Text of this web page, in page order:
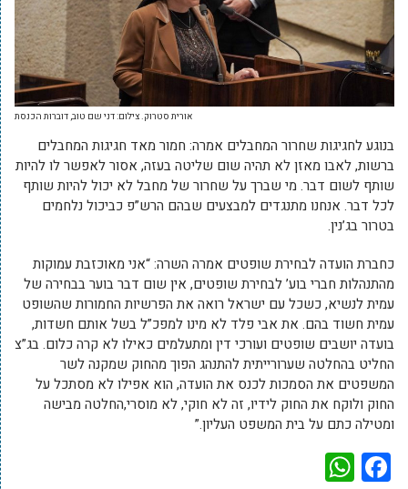
אורית סטרוק. צילום: דני שם טוב, דוברות הכנסת
בנוגע לחגיגות שחרור המחבלים אמרה: חמור מאד חגיגות המחבלים
ברשות, לאבו מאזן לא תהיה שום שליטה בעזה, אסור לאפשר לו להיות
שותף לשום דבר. מי שברך על שחרור של מחבל לא יכול להיות שותף
לכל דבר. אנחנו מתנגדים למבצעים שבהם הרש”פ כביכול נלחמים
בטרור בג’נין.
כחברת הועדה לבחירת שופטים אמרה השרה: “אני מאוכזבת עמוקות
מהתנהלות חברי בוע’ לבחירת שופטים, אין שום דבר בוער בבחירה של
עמית לנשיא, כשכל עם ישראל רואה את הפרשיות החמורות שהשופט
עמית חשוד בהם. את אבי פלד לא מינו למפכ”ל בשל אותם חשדות,
בועדה יושבים שופטים ועורכי דין ומתעלמים כאילו לא קרה כלום. בג”צ
החליט בהחלטה שערורייתית להתנהג הפוך מהחוק שמקנה לשר
המשפטים את הסמכות לכנס את הועדה, הוא אפילו לא מסתכל על
החוק ולוקח את החוק לידיו, זה לא חוקי, לא מוסרי,החלטה מבישה
ומטילה כתם על בית המשפט העליון.”
Facebook